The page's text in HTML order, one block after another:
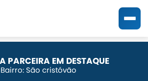
PARCEIRA EM DESTAQUE
Bairro: São cristóvão